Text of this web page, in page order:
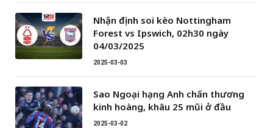
Nhận định soi kèo Nottingham
Forest vs Ipswich, 02h30 ngày
04/03/2025
2025-03-03
Sao Ngoại hạng Anh chấn thương
kinh hoàng, khâu 25 mũi ở đầu
2025-03-02